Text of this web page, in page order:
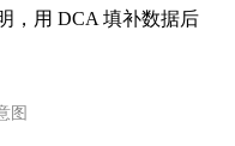
，用 DCA 填补数据后
图